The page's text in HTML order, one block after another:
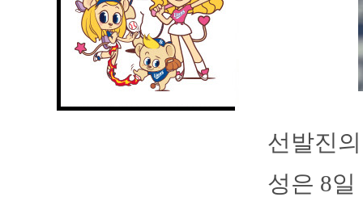
선발진
성은 8